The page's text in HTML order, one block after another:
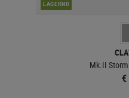
LAGERND
Mk.II
€